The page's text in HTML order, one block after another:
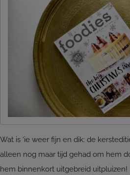
Wat is ‘ie weer fijn en dik: de
alleen nog maar tijd gehad om hem
hem binnenkort uitgebreid uitpluizen!